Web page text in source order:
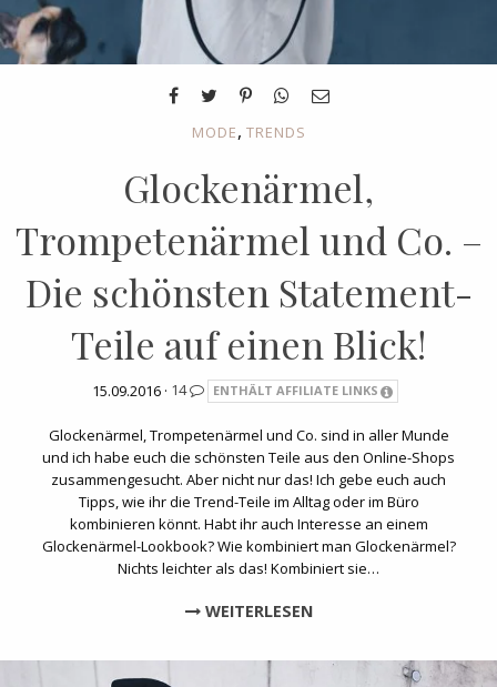
MODE, TRENDS
Glockenärmel,
Trompetenärmel und Co. –
Die schönsten Statement-
Teile auf einen Blick!
15.09.2016 · 14 ENTHÄLT AFFILIATE LINKS
Glockenärmel, Trompetenärmel und Co. sind in aller Munde
und ich habe euch die schönsten Teile aus den Online-Shops
zusammengesucht. Aber nicht nur das! Ich gebe euch auch
Tipps, wie ihr die Trend-Teile im Alltag oder im Büro
kombinieren könnt. Habt ihr auch Interesse an einem
Glockenärmel-Lookbook? Wie kombiniert man Glockenärmel?
Nichts leichter als das! Kombiniert sie…
WEITERLESEN